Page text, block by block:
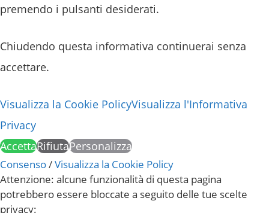
premendo i pulsanti desiderati.
Chiudendo questa informativa continuerai senza
accettare.
Visualizza la Cookie PolicyVisualizza l'Informativa
Privacy
AccettaRifiutaPersonalizza
Consenso/Visualizza la Cookie Policy
Attenzione: alcune funzionalità di questa pagina
potrebbero essere bloccate a seguito delle tue scelte
privacy: